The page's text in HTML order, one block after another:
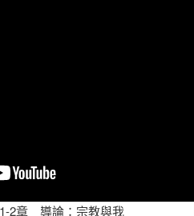
2章 導論：宗教與我